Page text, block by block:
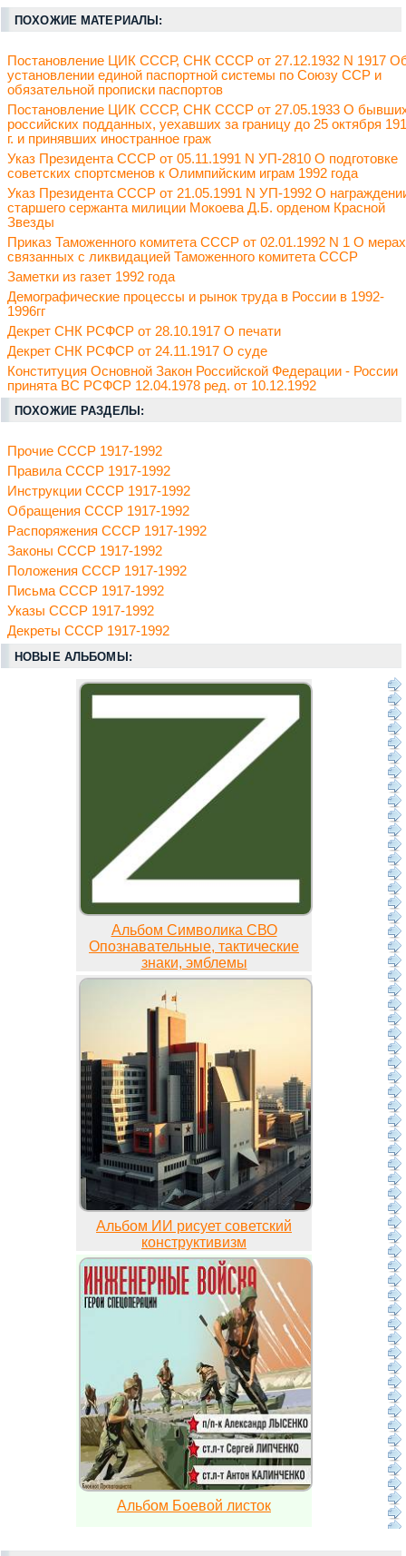
ПОХОЖИЕ МАТЕРИАЛЫ:
Постановление ЦИК СССР, СНК СССР от 27.12.1932 N 1917
установлении единой паспортной системы по Союзу ССР и
обязательной прописки паспортов
Постановление ЦИК СССР, СНК СССР от 27.05.1933 О
российских подданных, уехавших за границу до 25 октября
г. и принявших иностранное граж
Указ Президента СССР от 05.11.1991 N УП-2810 О подготовке
советских спортсменов к Олимпийским играм 1992 года
Указ Президента СССР от 21.05.1991 N УП-1992 О
старшего сержанта милиции Мокоева Д.Б. орденом Красной
Звезды
Приказ Таможенного комитета СССР от 02.01.1992 N 1 О
связанных с ликвидацией Таможенного комитета СССР
Заметки из газет 1992 года
Демографические процессы и рынок труда в России в 1992-
1996гг
Декрет СНК РСФСР от 28.10.1917 О печати
Декрет СНК РСФСР от 24.11.1917 О суде
Конституция Основной Закон Российской Федерации - России
принята ВС РСФСР 12.04.1978 ред. от 10.12.1992
ПОХОЖИЕ РАЗДЕЛЫ:
Прочие СССР 1917-1992
Правила СССР 1917-1992
Инструкции СССР 1917-1992
Обращения СССР 1917-1992
Распоряжения СССР 1917-1992
Законы СССР 1917-1992
Положения СССР 1917-1992
Письма СССР 1917-1992
Указы СССР 1917-1992
Декреты СССР 1917-1992
НОВЫЕ АЛЬБОМЫ:
Альбом Символика СВО
Опознавательные, тактические
знаки, эмблемы
Альбом ИИ рисует советский
конструктивизм
Альбом Боевой листок